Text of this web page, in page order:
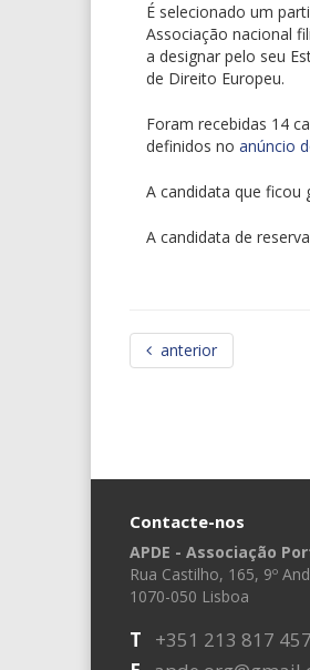
É selecionado um
Associação nacional
a designar pelo seu
de Direito Europeu.
Foram recebidas 14
definidos no anúncio
A candidata que ficou
A candidata de
anterior
Contacte-nos
APDE - Associação
Rua Castilho, 165, 9º
1070-050 Lisboa
T +351 213 817 457